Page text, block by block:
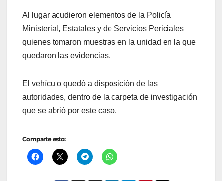
Al lugar acudieron elementos de la Policía
Ministerial, Estatales y de Servicios Periciales
quienes tomaron muestras en la unidad en la que
quedaron las evidencias.
El vehículo quedó a disposición de las
autoridades, dentro de la carpeta de investigación
que se abrió por este caso.
Comparte esto: